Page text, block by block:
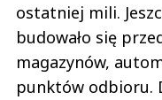
ostatniej mili.
budowało się
magazynów,
punktów odbioru.